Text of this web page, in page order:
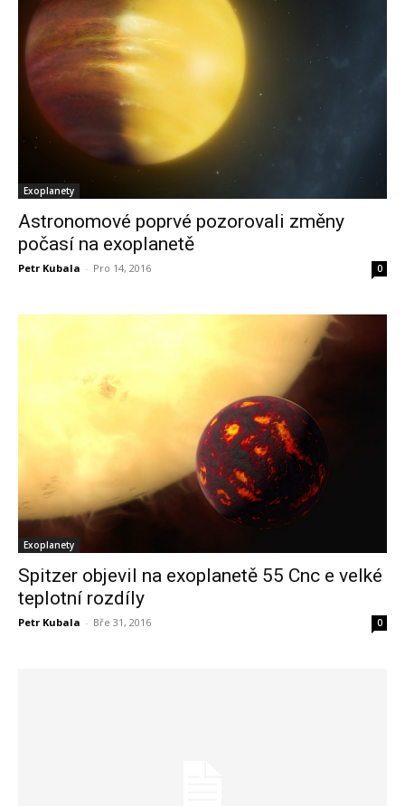
Exoplanety
Astronomové poprvé pozorovali změny
počasí na exoplanetě
Petr Kubala - Pro 14, 2016 0
Exoplanety
Spitzer objevil na exoplanetě 55 Cnc e velké
teplotní rozdíly
Petr Kubala - Bře 31, 2016 0